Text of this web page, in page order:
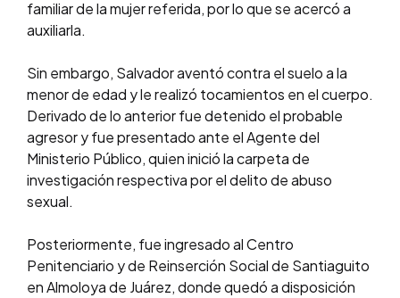
familiar de la mujer referida, por lo que se acercó a
auxiliarla.
Sin embargo, Salvador aventó contra el suelo a la
menor de edad y le realizó tocamientos en el cuerpo.
Derivado de lo anterior fue detenido el probable
agresor y fue presentado ante el Agente del
Ministerio Público, quien inició la carpeta de
investigación respectiva por el delito de abuso
sexual.
Posteriormente, fue ingresado al Centro
Penitenciario y de Reinserción Social de Santiaguito
en Almoloya de Juárez, donde quedó a disposición